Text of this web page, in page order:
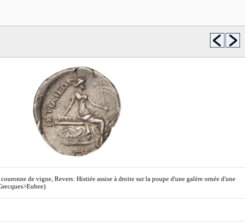
de vigne, Revers: Histiée assise à droite sur la poupe d'une galère ornée d'une